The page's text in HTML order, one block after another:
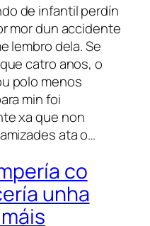
de infantil perdín
mor dun accidente
lembro dela. Se
catro anos, o
polo menos
min foi
xa que non
ata o…
co
unha